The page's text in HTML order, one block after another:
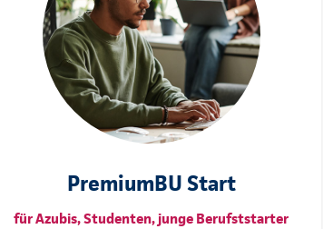
PremiumBU Start
für Azubis, Studenten, junge Berufststarter